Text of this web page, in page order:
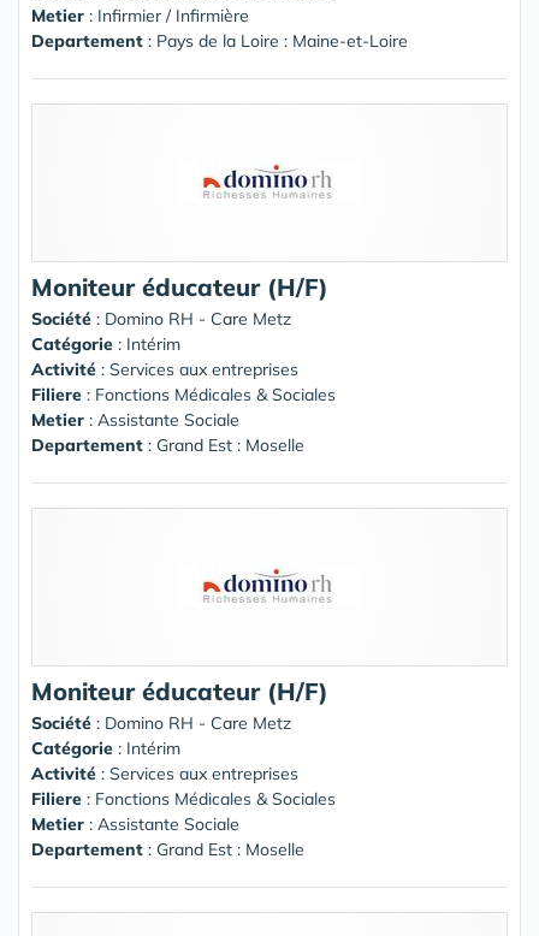
Metier : Infirmier / Infirmière
Departement : Pays de la Loire : Maine-et-Loire
Moniteur éducateur (H/F)
Société : Domino RH - Care Metz
Catégorie : Intérim
Activité : Services aux entreprises
Filiere : Fonctions Médicales & Sociales
Metier : Assistante Sociale
Departement : Grand Est : Moselle
Moniteur éducateur (H/F)
Société : Domino RH - Care Metz
Catégorie : Intérim
Activité : Services aux entreprises
Filiere : Fonctions Médicales & Sociales
Metier : Assistante Sociale
Departement : Grand Est : Moselle